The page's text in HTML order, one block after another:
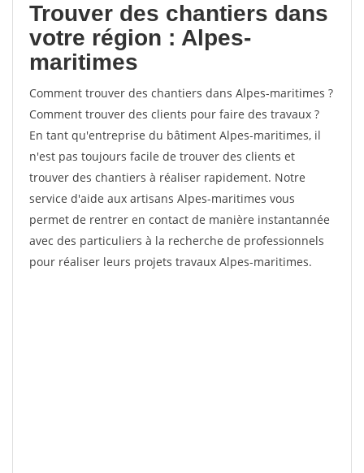
Trouver des chantiers dans
votre région : Alpes-
maritimes
Comment trouver des chantiers dans Alpes-maritimes ?
Comment trouver des clients pour faire des travaux ?
En tant qu'entreprise du bâtiment Alpes-maritimes, il
n'est pas toujours facile de trouver des clients et
trouver des chantiers à réaliser rapidement. Notre
service d'aide aux artisans Alpes-maritimes vous
permet de rentrer en contact de manière instantannée
avec des particuliers à la recherche de professionnels
pour réaliser leurs projets travaux Alpes-maritimes.